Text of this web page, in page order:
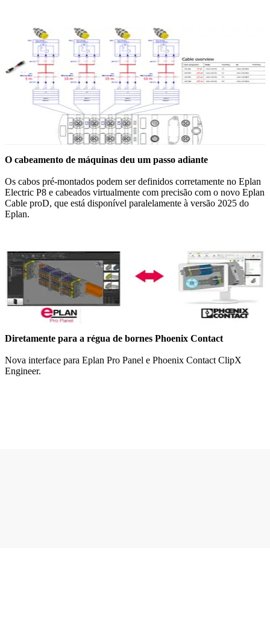
O cabeamento de máquinas deu um passo adiante
Os cabos pré-montados podem ser definidos corretamente no Eplan
Electric P8 e cabeados virtualmente com precisão com o novo Eplan
Cable proD, que está disponível paralelamente à versão 2025 do
Eplan.
Diretamente para a régua de bornes Phoenix Contact
Nova interface para Eplan Pro Panel e Phoenix Contact ClipX
Engineer.